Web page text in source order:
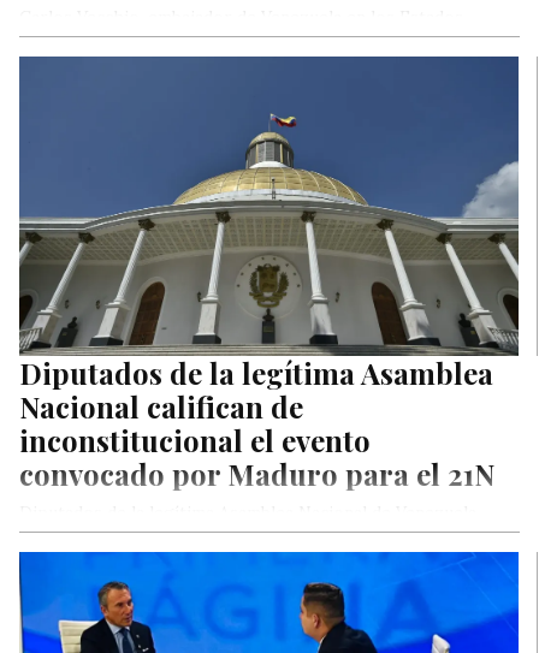
Unidos, visitó este martes la zona del colapso estructural en
Diputados de la legítima Asamblea
Nacional califican de
inconstitucional el evento
convocado por Maduro para el 21N
calificaron de inconstitucional, a través de un comunicado, el
llamado realizado por…